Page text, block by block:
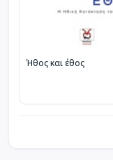
Ήθος και έθος